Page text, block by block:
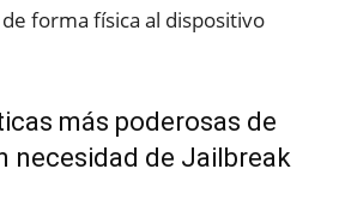
forma física al dispositivo
más poderosas de
necesidad de Jailbreak